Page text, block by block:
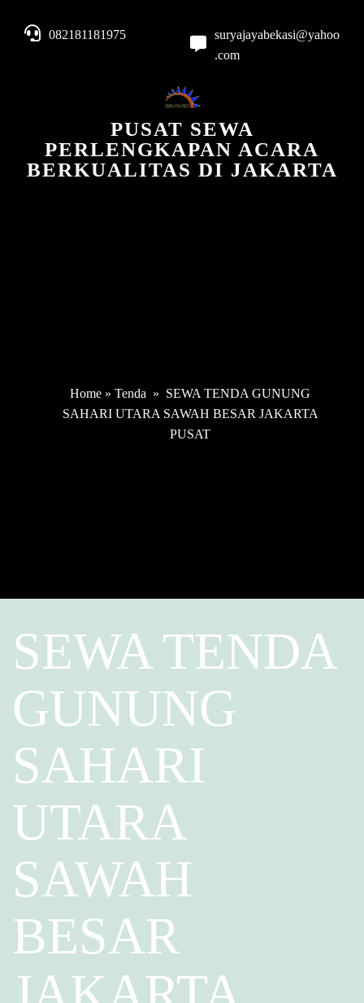
082181181975
suryajayabekasi@yahoo
.com
PUSAT SEWA
PERLENGKAPAN ACARA
BERKUALITAS DI JAKARTA
Home » Tenda » SEWA TENDA GUNUNG
SAHARI UTARA SAWAH BESAR JAKARTA
PUSAT
SEWA TENDA
GUNUNG
SAHARI
UTARA
SAWAH
BESAR